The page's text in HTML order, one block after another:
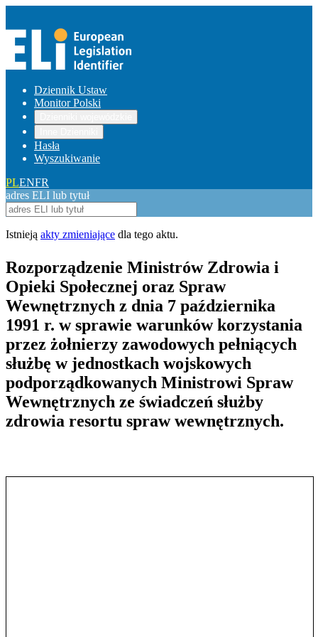
Dziennik Ustaw
Monitor Polski
Hasła
Wyszukiwanie
PLENFR
adres ELI lub tytuł
Istnieją akty zmieniające dla tego aktu.
Rozporządzenie Ministrów Zdrowia i
Opieki Społecznej oraz Spraw
Wewnętrznych z dnia 7 października
1991 r. w sprawie warunków korzystania
przez żołnierzy zawodowych pełniących
służbę w jednostkach wojskowych
podporządkowanych Ministrowi Spraw
Wewnętrznych ze świadczeń służby
zdrowia resortu spraw wewnętrznych.